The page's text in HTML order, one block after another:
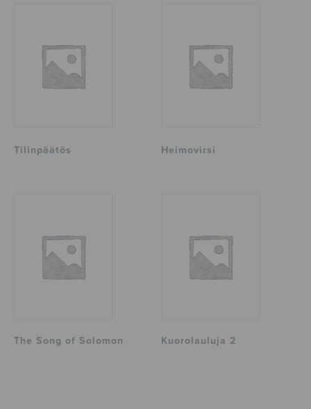
Tilinpäätös Heimovirsi
The Song of Solomon Kuorolauluja 2